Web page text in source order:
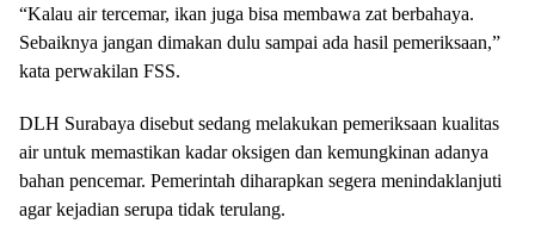
“Kalau air tercemar, ikan juga bisa membawa zat berbahaya.
Sebaiknya jangan dimakan dulu sampai ada hasil pemeriksaan,”
kata perwakilan FSS.
DLH Surabaya disebut sedang melakukan pemeriksaan kualitas
air untuk memastikan kadar oksigen dan kemungkinan adanya
bahan pencemar. Pemerintah diharapkan segera menindaklanjuti
agar kejadian serupa tidak terulang.